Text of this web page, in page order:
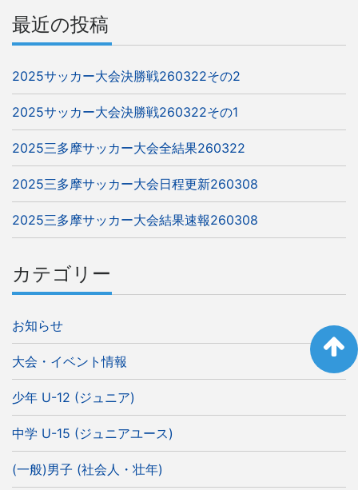
最近の投稿
2025サッカー大会決勝戦260322その2
2025サッカー大会決勝戦260322その1
2025三多摩サッカー大会全結果260322
2025三多摩サッカー大会日程更新260308
2025三多摩サッカー大会結果速報260308
カテゴリー
お知らせ
大会・イベント情報
少年 U-12 (ジュニア)
中学 U-15 (ジュニアユース)
(一般)男子 (社会人・壮年)